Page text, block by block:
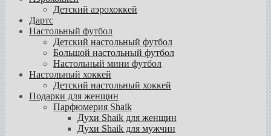
Детский аэрохоккей
Дартс
Настольный футбол
Детский настольный футбол
Большой настольный футбол
Настольный мини футбол
Настольный хоккей
Детский настольный хоккей
Подарки для женщин
Парфюмерия Shaik
Духи Shaik для женщин
Духи Shaik для мужчин